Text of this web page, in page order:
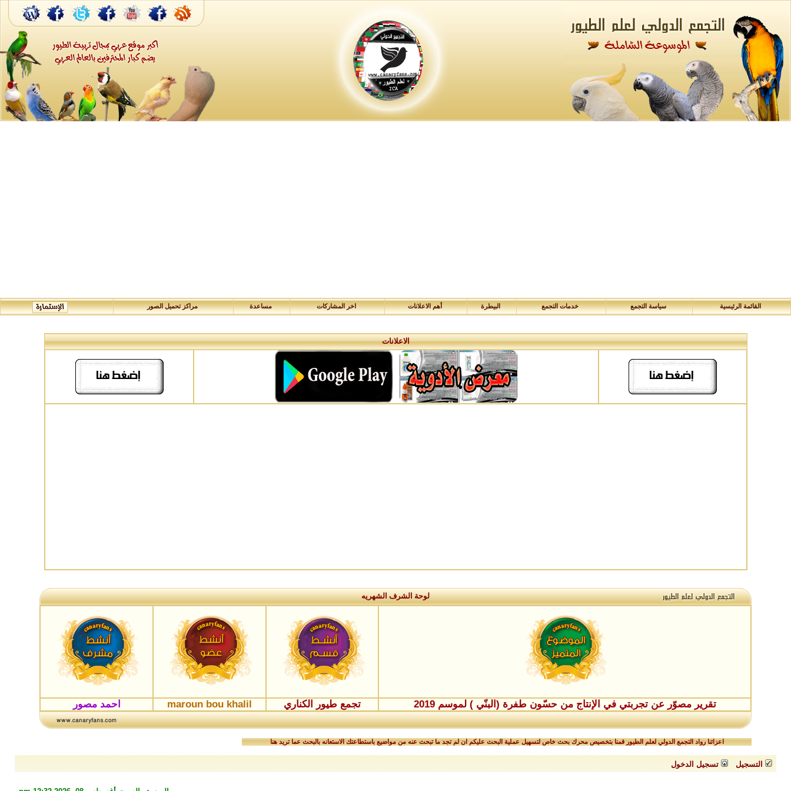
القائمة الرئيسية سياسة التجمع خدمات التجمع البيطرة أهم الاعلانات اخر المشاركات مساعدة مراكز تحميل الصور
الاعلانات
لوحة الشرف الشهريه
تقرير مصوّر عن تجربتي في الإنتاج من حسّون طفرة (البنّي ) لموسم 2019 تجمع طيور الكناري maroun bou khalil احمد مصور
اعزائنا رواد التجمع الدولي لعلم الطيور قمنا بتخصيص محرك بحث خاص لتسهيل عملية البحث عليكم ان لم تجد ما تبحث عنه من مواضيع باستطاعتك الاستعانه بالبحث عما تريد هنا
التسجيل تسجيل الدخول